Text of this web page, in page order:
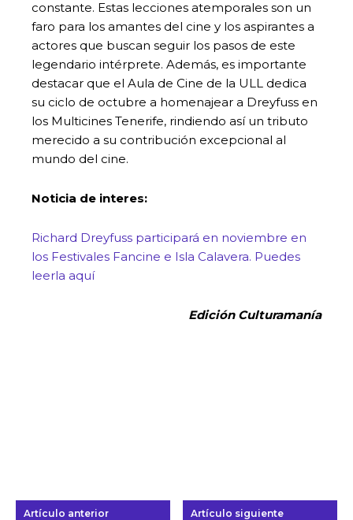
constante. Estas lecciones atemporales son un
faro para los amantes del cine y los aspirantes a
actores que buscan seguir los pasos de este
legendario intérprete. Además, es importante
destacar que el Aula de Cine de la ULL dedica
su ciclo de octubre a homenajear a Dreyfuss en
los Multicines Tenerife, rindiendo así un tributo
merecido a su contribución excepcional al
mundo del cine.
Noticia de interes:
Richard Dreyfuss participará en noviembre en
los Festivales Fancine e Isla Calavera. Puedes
leerla aquí
Edición Culturamanía
Artículo anterior Artículo siguiente